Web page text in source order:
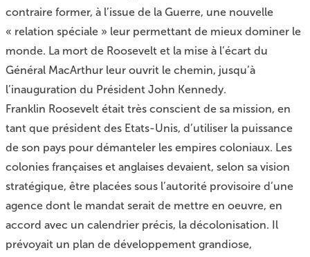
contraire former, à l’issue de la Guerre, une nouvelle
« relation spéciale » leur permettant de mieux dominer le
monde. La mort de Roosevelt et la mise à l’écart du
Général MacArthur leur ouvrit le chemin, jusqu’à
l’inauguration du Président John Kennedy.
Franklin Roosevelt était très conscient de sa mission, en
tant que président des Etats-Unis, d’utiliser la puissance
de son pays pour démanteler les empires coloniaux. Les
colonies françaises et anglaises devaient, selon sa vision
stratégique, être placées sous l’autorité provisoire d’une
agence dont le mandat serait de mettre en oeuvre, en
accord avec un calendrier précis, la décolonisation. Il
prévoyait un plan de développement grandiose,